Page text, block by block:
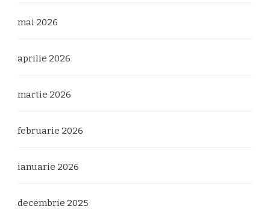
mai 2026
aprilie 2026
martie 2026
februarie 2026
ianuarie 2026
decembrie 2025